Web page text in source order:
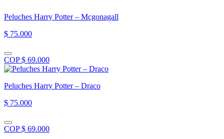
Peluches Harry Potter – Mcgonagall
$ 75.000
COP $ 69.000
Peluches Harry Potter – Draco
$ 75.000
COP $ 69.000